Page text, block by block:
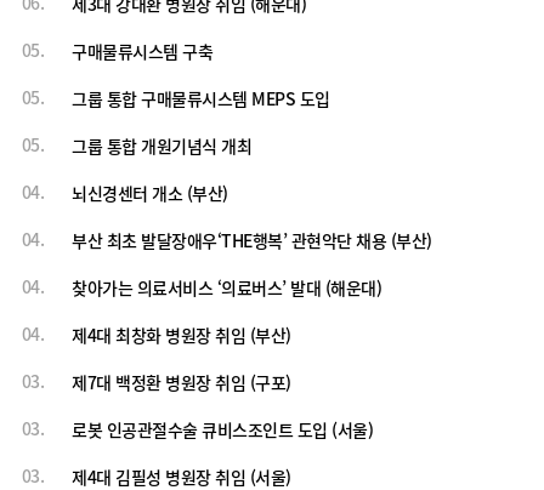
05.
구매물류시스템 구축
05.
그룹 통합 구매물류시스템 MEPS 도입
05.
그룹 통합 개원기념식 개최
04.
뇌신경센터 개소 (부산)
04.
부산 최초 발달장애우‘THE행복’ 관현악단 채용 (부산)
04.
찾아가는 의료서비스 ‘의료버스’ 발대 (해운대)
04.
제4대 최창화 병원장 취임 (부산)
03.
제7대 백정환 병원장 취임 (구포)
03.
로봇 인공관절수술 큐비스조인트 도입 (서울)
03.
제4대 김필성 병원장 취임 (서울)